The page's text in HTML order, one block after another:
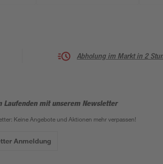
Abholung im Markt in 2
Laufenden mit unserem Newsletter
Keine Angebote und Aktionen mehr verpassen!
Anmeldung